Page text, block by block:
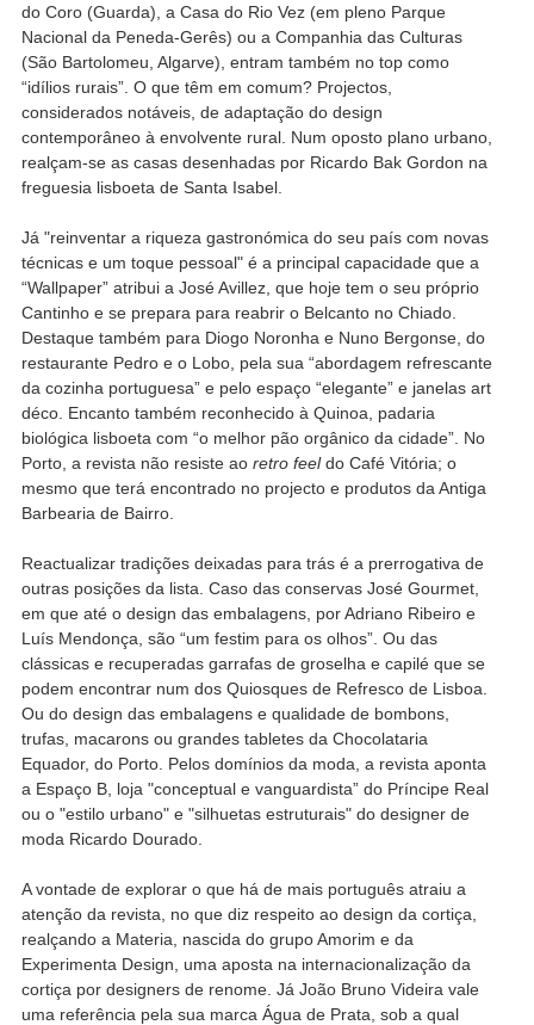
do Coro (Guarda), a Casa do Rio Vez (em pleno Parque
Nacional da Peneda-Gerês) ou a Companhia das Culturas
(São Bartolomeu, Algarve), entram também no top como
“idílios rurais”. O que têm em comum? Projectos,
considerados notáveis, de adaptação do design
contemporâneo à envolvente rural. Num oposto plano urbano,
realçam-se as casas desenhadas por Ricardo Bak Gordon na
freguesia lisboeta de Santa Isabel.
Já "reinventar a riqueza gastronómica do seu país com novas
técnicas e um toque pessoal" é a principal capacidade que a
“Wallpaper” atribui a José Avillez, que hoje tem o seu próprio
Cantinho e se prepara para reabrir o Belcanto no Chiado.
Destaque também para Diogo Noronha e Nuno Bergonse, do
restaurante Pedro e o Lobo, pela sua “abordagem refrescante
da cozinha portuguesa” e pelo espaço “elegante” e janelas art
déco. Encanto também reconhecido à Quinoa, padaria
biológica lisboeta com “o melhor pão orgânico da cidade”. No
Porto, a revista não resiste ao retro feeldo Café Vitória; o
mesmo que terá encontrado no projecto e produtos da Antiga
Barbearia de Bairro.
Reactualizar tradições deixadas para trás é a prerrogativa de
outras posições da lista. Caso das conservas José Gourmet,
em que até o design das embalagens, por Adriano Ribeiro e
Luís Mendonça, são “um festim para os olhos”. Ou das
clássicas e recuperadas garrafas de groselha e capilé que se
podem encontrar num dos Quiosques de Refresco de Lisboa.
Ou do design das embalagens e qualidade de bombons,
trufas, macarons ou grandes tabletes da Chocolataria
Equador, do Porto. Pelos domínios da moda, a revista aponta
a Espaço B, loja "conceptual e vanguardista” do Príncipe Real
ou o "estilo urbano" e "silhuetas estruturais" do designer de
moda Ricardo Dourado.
A vontade de explorar o que há de mais português atraiu a
atenção da revista, no que diz respeito ao design da cortiça,
realçando a Materia, nascida do grupo Amorim e da
Experimenta Design, uma aposta na internacionalização da
cortiça por designers de renome. Já João Bruno Videira vale
uma referência pela sua marca Água de Prata, sob a qual